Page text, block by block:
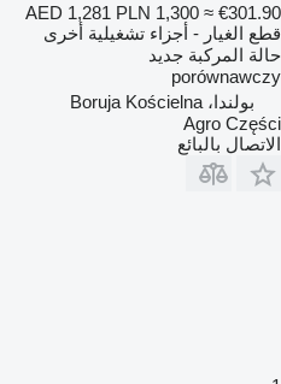
AED 1,281 PLN 1,300 ≈ €301.90
قطع الغيار - أجزاء تشغيلية أخرى
حالة المركبة جديد
porównawczy
بولندا، Boruja Kościelna
Agro Części
الاتصال بالبائع